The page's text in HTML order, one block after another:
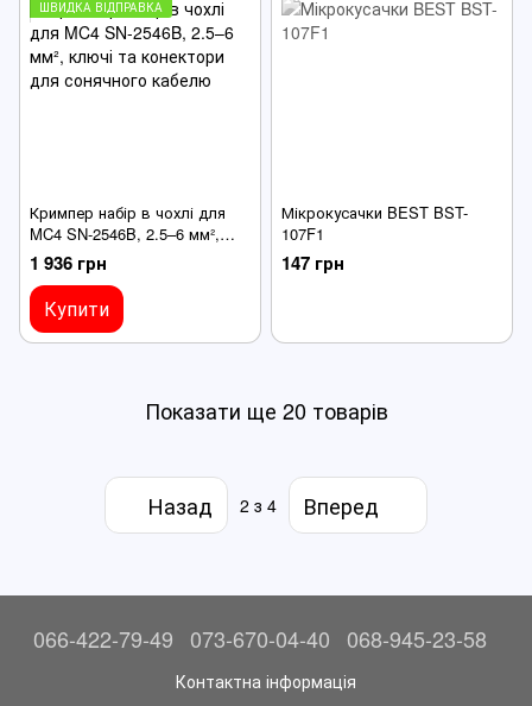
ШВИДКА ВІДПРАВКА
Кримпер набір в чохлі для
MC4 SN-2546B, 2.5–6 мм²,
ключі та конектори для
сонячного кабелю
1 936 грн
Купити
Мікрокусачки BEST BST-
107F1
147 грн
Показати ще 20 товарів
Назад 2 з 4 Вперед
066-422-79-49 073-670-04-40 068-945-23-58
Контактна інформація